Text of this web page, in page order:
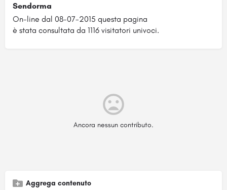
Sendorma
On-line dal 08-07-2015 questa pagina
è stata consultata da 1116 visitatori univoci.
Ancora nessun contributo.
Aggrega contenuto